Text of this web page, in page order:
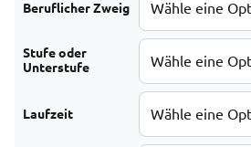
Beruflicher Zweig
Stufe oder
Unterstufe
Laufzeit